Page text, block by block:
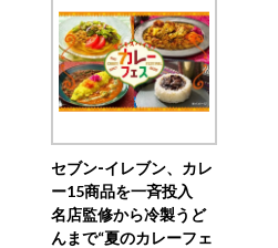
セブン‐イレブン、カレ
ー15商品を一斉投入
名店監修から冷製うど
んまで“夏のカレーフェ